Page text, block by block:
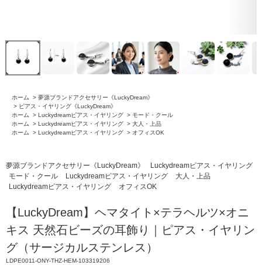
ホーム > 夢源ブランドアクセサリー《LuckyDream》
> ピアス・イヤリング《LuckyDream》
ホーム
> Luckydreamピアス・イヤリング > モード・クール
ホーム
> Luckydreamピアス・イヤリング > 大人・上品
ホーム
> Luckydreamピアス・イヤリング > オフィスOK
夢源ブランドアクセサリー《LuckyDream》
Luckydreamピアス・イヤリング
モード・クール
Luckydreamピアス・イヤリング
大人・上品
Luckydreamピアス・イヤリング
オフィスOK
【LuckyDream】ヘマタイト×テラヘルツ×オニ
キス 天然石ビーズの耳飾り｜ピアス・イヤリン
グ（サージカルステンレス）
LDPE0011-ONY-THZ-HEM-103319206